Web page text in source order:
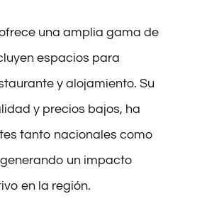
una amplia gama de
espacios para
y alojamiento. Su
y precios bajos, ha
tanto nacionales como
un impacto
en la región.